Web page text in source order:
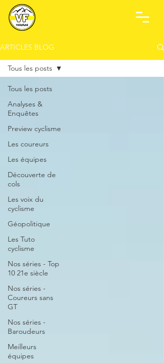
ARTICLES BLOG
Tous les posts
Analyses &
Enquêtes
Preview cyclisme
Les coureurs
Les équipes
Découverte de
cols
Les voix du
cyclisme
Géopolitique
Les Tuto
cyclisme
Nos séries - Top
10 21e siècle
Nos séries -
Coureurs sans
GT
Nos séries -
Baroudeurs
Meilleurs
équipes
Tous les posts